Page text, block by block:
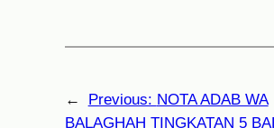
← Previous: NOTA ADAB WA
BALAGHAH TINGKATAN 5